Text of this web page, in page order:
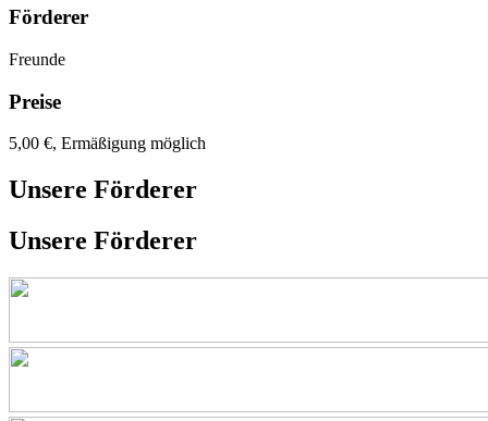
Förderer
Freunde
Preise
5,00 €, Ermäßigung möglich
Unsere Förderer
Unsere Förderer